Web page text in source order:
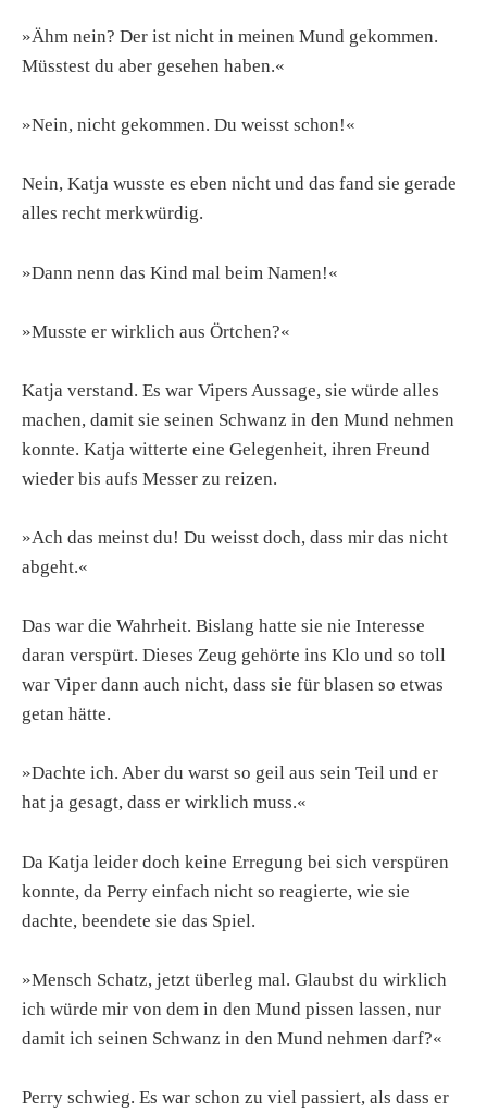
»Ähm nein? Der ist nicht in meinen Mund gekommen.
Müsstest du aber gesehen haben.«
»Nein, nicht gekommen. Du weisst schon!«
Nein, Katja wusste es eben nicht und das fand sie gerade
alles recht merkwürdig.
»Dann nenn das Kind mal beim Namen!«
»Musste er wirklich aus Örtchen?«
Katja verstand. Es war Vipers Aussage, sie würde alles
machen, damit sie seinen Schwanz in den Mund nehmen
konnte. Katja witterte eine Gelegenheit, ihren Freund
wieder bis aufs Messer zu reizen.
»Ach das meinst du! Du weisst doch, dass mir das nicht
abgeht.«
Das war die Wahrheit. Bislang hatte sie nie Interesse
daran verspürt. Dieses Zeug gehörte ins Klo und so toll
war Viper dann auch nicht, dass sie für blasen so etwas
getan hätte.
»Dachte ich. Aber du warst so geil aus sein Teil und er
hat ja gesagt, dass er wirklich muss.«
Da Katja leider doch keine Erregung bei sich verspüren
konnte, da Perry einfach nicht so reagierte, wie sie
dachte, beendete sie das Spiel.
»Mensch Schatz, jetzt überleg mal. Glaubst du wirklich
ich würde mir von dem in den Mund pissen lassen, nur
damit ich seinen Schwanz in den Mund nehmen darf?«
Perry schwieg. Es war schon zu viel passiert, als dass er